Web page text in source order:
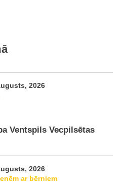
2026
Ventspils Vecpilsētas
2026
ar bērniem